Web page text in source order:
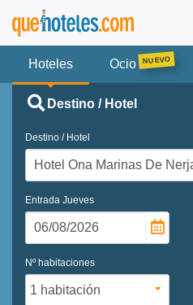
Hoteles Ocio
Destino / Hotel
Destino / Hotel
Entrada Jueves
Nº habitaciones